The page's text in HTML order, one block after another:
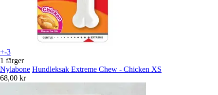
+-3
1 färger
Nylabone Hundleksak Extreme Chew - Chicken XS
68,00 kr